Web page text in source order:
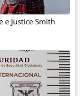
e Justice Smith